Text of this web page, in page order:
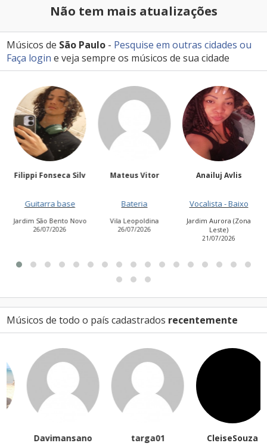
Não tem mais atualizações
Músicos de São Paulo - Pesquise em outras cidades ou
Faça login e veja sempre os músicos de sua cidade
Filippi Fonseca Silv
Guitarra base
Jardim São Bento Novo
26/07/2026
Mateus Vitor
Bateria
Vila Leopoldina
26/07/2026
Anailuj Avlis
Vocalista - Baixo
Jardim Aurora (Zona
Leste)
21/07/2026
Músicos de todo o país cadastrados recentemente
Davimansano targa01 CleiseSouza